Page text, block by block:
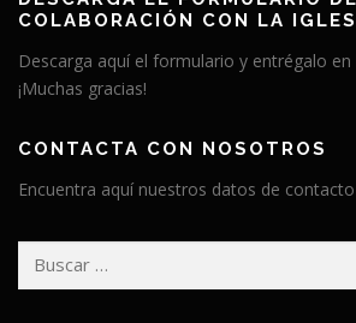
COLABORACIÓN CON LA
Descarga aquí el formulario y entrégalo en
¡Muchas gracias!
CONTACTA CON NOSOTROS
Encuentra aquí nuestros datos de contacto